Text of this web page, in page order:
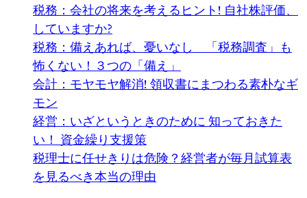
税務：会社の将来を考えるヒント! 自社株評価、
していますか?
税務：備えあれば、憂いなし 「税務調査」も
怖くない！３つの「備え」
会計：モヤモヤ解消! 領収書にまつわる素朴なギ
モン
経営：いざというときのために 知っておきた
い！ 資金繰り支援策
税理士に任せきりは危険？経営者が毎月試算表
を見るべき本当の理由